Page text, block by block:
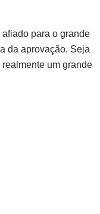
para o grande
da aprovação. Seja
um grande